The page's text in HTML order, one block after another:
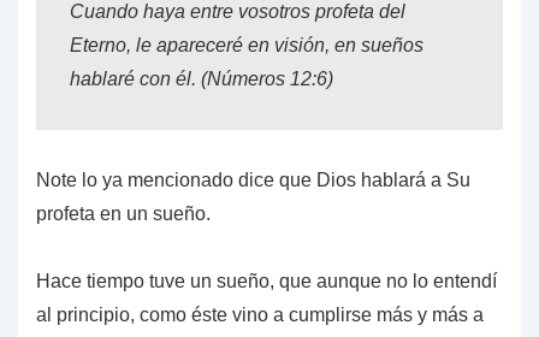
Cuando haya entre vosotros profeta del
Eterno, le apareceré en visión, en sueños
hablaré con él. (Números 12:6)
Note lo ya mencionado dice que Dios hablará a Su
profeta en un sueño.
Hace tiempo tuve un sueño, que aunque no lo entendí
al principio, como éste vino a cumplirse más y más a